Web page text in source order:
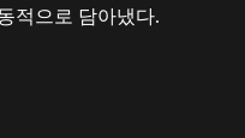
적으로 담아냈다.